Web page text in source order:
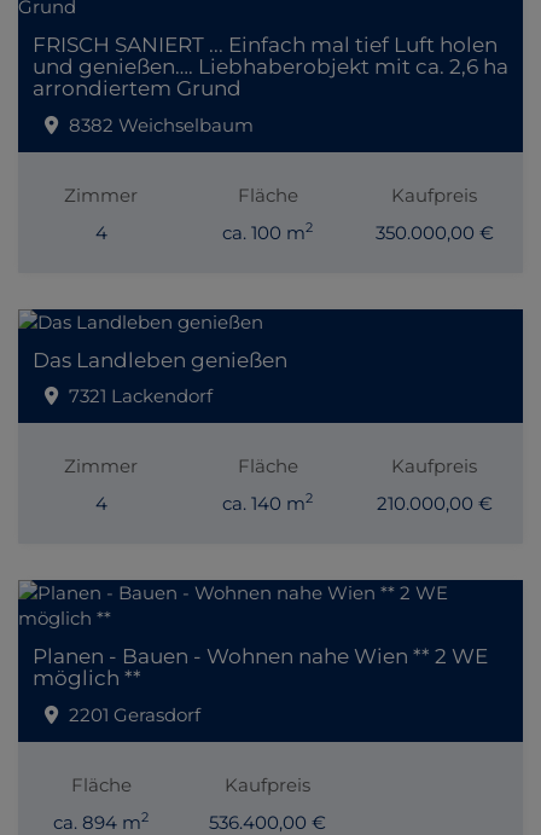
FRISCH SANIERT ... Einfach mal tief Luft holen
und genießen…. Liebhaberobjekt mit ca. 2,6 ha
arrondiertem Grund
8382 Weichselbaum
Zimmer
4
Fläche
ca. 100 m2
Kaufpreis
350.000,00 €
Das Landleben genießen
7321 Lackendorf
Zimmer
4
Fläche
ca. 140 m2
Kaufpreis
210.000,00 €
Planen - Bauen - Wohnen nahe Wien ** 2 WE
möglich **
2201 Gerasdorf
Fläche
ca. 894 m2
Kaufpreis
536.400,00 €